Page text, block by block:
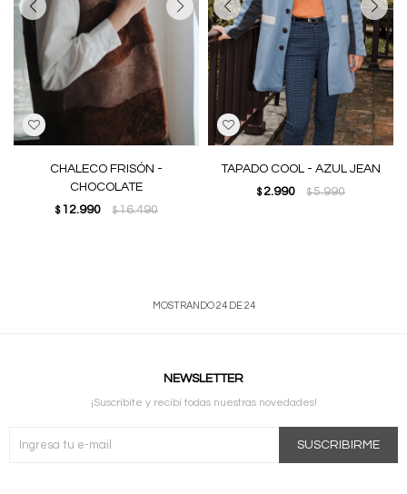
CHALECO FRISÓN -
CHOCOLATE
$ 12.990 $16.490
TAPADO COOL - AZUL JEAN
$ 2.990 $5.990
MOSTRANDO24DE24
NEWSLETTER
¡Suscribite y recibí todas nuestras novedades!
SUSCRIBIRME